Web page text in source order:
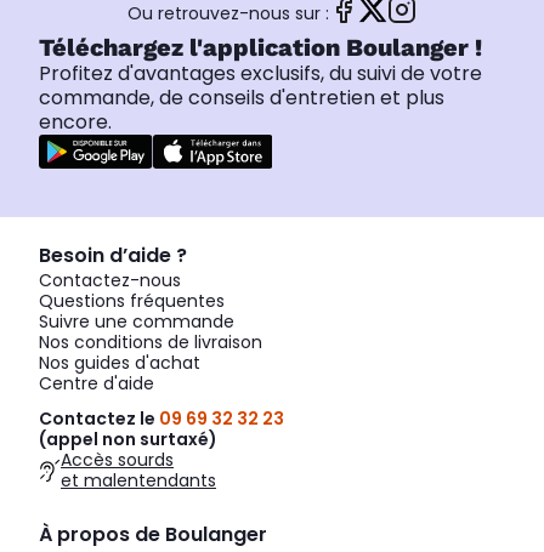
Ou retrouvez-nous sur :
Téléchargez l'application Boulanger !
Profitez d'avantages exclusifs, du suivi de votre
commande, de conseils d'entretien et plus
encore.
Besoin d’aide ?
Contactez-nous
Questions fréquentes
Suivre une commande
Nos conditions de livraison
Nos guides d'achat
Centre d'aide
Contactez le 09 69 32 32 23
(appel non surtaxé)
Accès sourds
et malentendants
À propos de Boulanger